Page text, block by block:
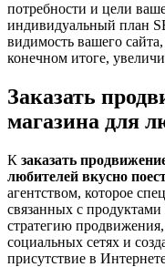
потребности и цели
индивидуальный план
видимость вашего
конечном итоге,
Заказать
магазина для
К заказать
любителей вкусно
агентством, которое
связанных с
стратегию
социальных сетях и
присутствие в